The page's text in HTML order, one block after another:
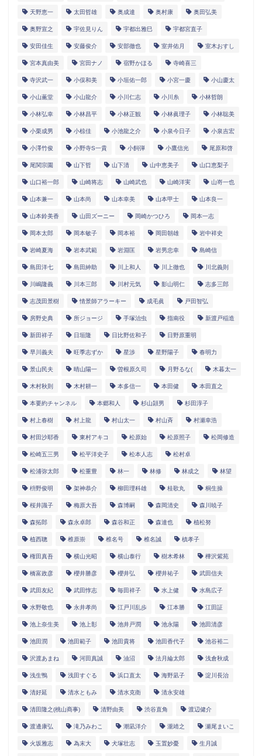
天野恵一 太田哲雄 奥成達 奥村康 奥田弘美
奥野宣之 宇佐見りん 宇都出雅巳 宇都宮直子
安田佳生 安藤俊介 安部徹也 室井佑月 室木おすし
宮本真由美 宮田ナノ 宿野かほる 寺崎喜三
寺沢武一 小俣和美 小垣佑一郎 小宮一慶 小山慶太
小山薫堂 小山龍介 小川仁志 小川糸 小林哲朗
小林弘幸 小林昌平 小林正観 小林眞理子 小林聡美
小栗成男 小椋佳 小池龍之介 小泉今日子 小泉吉宏
小澤竹俊 小野寺S一貴 小飼弾 小鷹信光 尾原和啓
尾関宗園 山下哲 山下清 山中恵美子 山口恵梨子
山口裕一郎 山崎将志 山崎武也 山崎洋実 山嵜一也
山本兼一 山本尚 山本幸美 山本甲士 山本良一
山本鈴美香 山田ズーニー 岡崎かつひろ 岡本一志
岡本太郎 岡本敏子 岡本裕 岡田朝雄 岩中祥史
岩崎夏海 岩本武範 岩淵匡 岩男忠幸 島崎信
島田洋七 島田紳助 川上和人 川上徹也 川北義則
川嶋隆義 川本三郎 川村元気 影山明仁 志多三郎
志茂田景樹 情景師アラーキー 成毛眞 戸田智弘
房野史典 所ジョージ 手塚治虫 指南役 新渡戸稲造
新田祥子 日垣隆 日比野佐和子 日野原重明
早川義夫 旺季志ずか 星渉 星野陽子 春明力
景山民夫 晴山陽一 曽根原久司 月野るな( 木暮太一
木村秋則 木村耕一 本多信一 本田健 本田直之
本要約チャンネル 本郷和人 杉山頴男 杉田淳子
村上春樹 村上龍 村山太一 村山斉 村瀬幸浩
村田沙耶香 東村アキコ 松原始 松原照子 松岡修造
松崎五三男 松平洋史子 松本人志 松村卓
松浦弥太郎 松重豊 林一 林修 林成之 林望
枡野俊明 架神恭介 柳田理科雄 桂歌丸 桐生操
桜井識子 梅原大吾 森博嗣 森岡清史 森川暁子
森拓郎 森永卓郎 森谷和正 森達也 植松努
植西聰 椎原崇 椎名号 椎名誠 槙孝子
権田真吾 横山光昭 横山泰行 樹木希林 樺沢紫苑
橋富政彦 櫻井勝彦 櫻井弘 櫻井祐子 武田信夫
武田友紀 武田惇志 毎田祥子 水上健 水島広子
水野敬也 永井孝尚 江戸川乱歩 江本勝 江田証
池上奈生美 池上彰 池井戸潤 池永陽 池田清彦
池田潤 池田範子 池田貴将 池田香代子 池谷裕二
沢渡あまね 河田真誠 油沼 法月綸太郎 浅倉秋成
浅生鴨 浅田すぐる 浜口直太 海野凪子 淀川長治
清好延 清水ともみ 清水克衛 清永安雄
清田隆之(桃山商事) 清野由美 渋谷直角 渡辺健介
渡邊康弘 滝乃みわこ 潮凪洋介 瀧靖之 瀬尾まいこ
火坂雅志 為末大 犬塚壮志 玉置妙憂 生月誠